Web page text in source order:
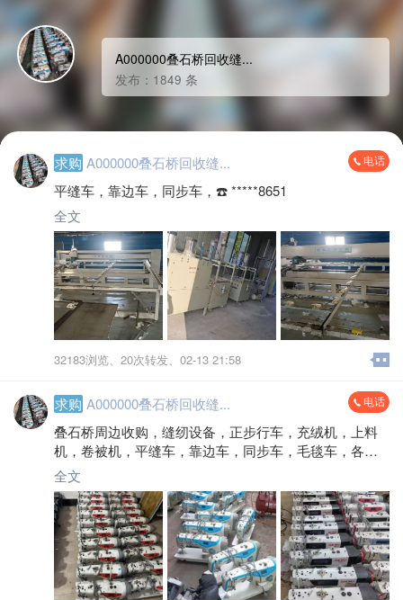
A000000叠石桥回收缝...
发布：1849 条
求购 A000000叠石桥回收缝... 电话
平缝车，靠边车，同步车，☎️ *****8651
全文
32183浏览、 20次转发、 02-13 21:58
求购 A000000叠石桥回收缝... 电话
叠石桥周边收购，缝纫设备，正步行车，充绒机，上料
机，卷被机，平缝车，靠边车，同步车，毛毯车，各种
缝纫设备，另外收购，三轮车，水空调200-330，电空调
500-2000，承接各种厂房大型报废机器
全文